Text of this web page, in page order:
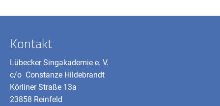
Kontakt
Lübecker Singakademie e. V.
c/o Constanze Hildebrandt
Körliner Straße 13a
23858 Reinfeld